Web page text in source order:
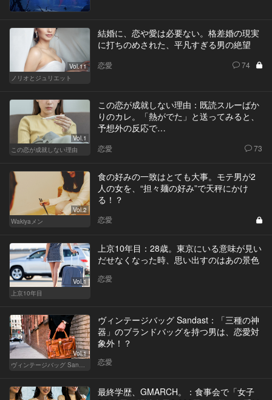
Vol.11
ノリオとジュリエット
結婚に、恋や愛は必要ない。格差婚の現実
に打ちのめされた、平凡すぎる男の絶望
恋愛 74
Vol.1
この恋が成就しない理由
この恋が成就しない理由：既読スルーばか
りのカレ。「熱がでた」と送ってみると、
予想外の反応で…
恋愛 73
Vol.2
Wakiyaメン
食の好みの一致はとても大事。モテ男が2
人の女を、“担々麺の好み”で天秤にかけ
る！？
恋愛
Vol.1
上京10年目
上京10年目：28歳。東京にいる意味が見い
だせなくなった時、思い出すのはあの景色
恋愛
Vol.1
ヴィンテージバッグ Sandast
ヴィンテージバッグ Sandast：「三種の神
器」のブランドバッグを持つ男は、恋愛対
象外！？
恋愛
最終学歴、GMARCH。：食事会で「女子